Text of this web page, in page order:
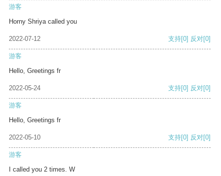
游客
Horny Shriya called you
2022-07-12 支持[0] 反对[0]
游客
Hello, Greetings fr
2022-05-24 支持[0] 反对[0]
游客
Hello, Greetings fr
2022-05-10 支持[0] 反对[0]
游客
I called you 2 times. W